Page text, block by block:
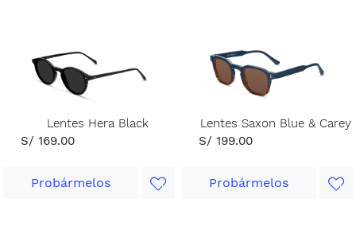
Lentes Hera Black
S/ 169.00
Probármelos
Lentes Saxon Blue & Carey
S/ 199.00
Probármelos